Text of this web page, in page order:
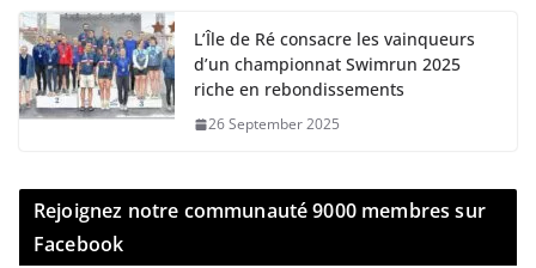
L’Île de Ré consacre les vainqueurs
d’un championnat Swimrun 2025
riche en rebondissements
26 September 2025
Rejoignez notre communauté 9000 membres sur
Facebook